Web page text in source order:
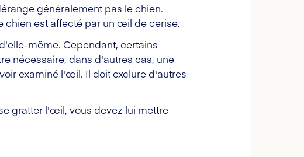
généralement pas le chien.
chien est affecté par un œil de cerise.
même. Cependant, certains
nécessaire, dans d'autres cas, une
examiné l'œil. Il doit exclure d'autres
gratter l'œil, vous devez lui mettre